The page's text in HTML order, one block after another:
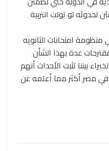
لحدوثه لو تولت التربية
امتحانات الثانويه
عدة بهذا الشأن
بيننا تثبت الأحداث أنهم
في مصر أكثر مما أعلمه عن